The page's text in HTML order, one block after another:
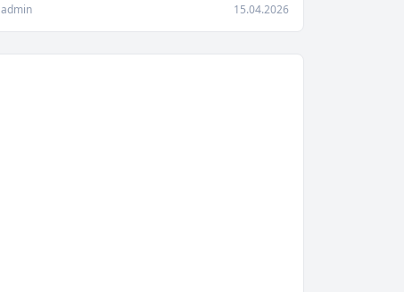
admin 15.04.2026